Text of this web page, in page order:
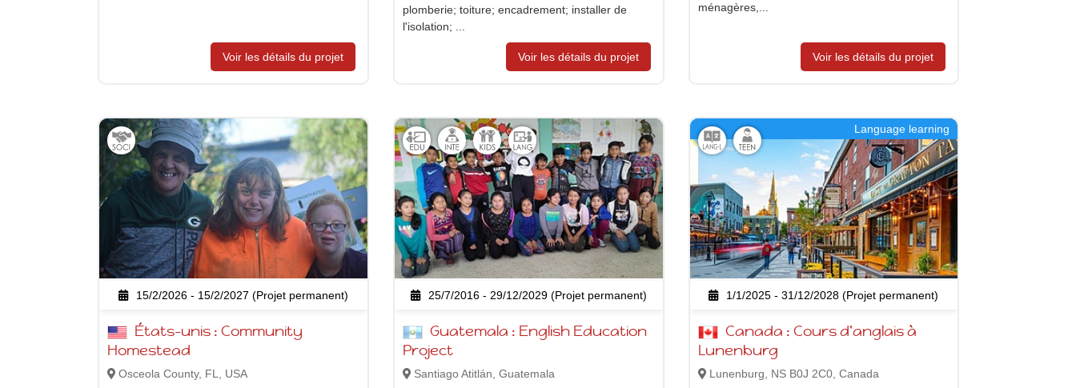
Voir les détails du projet
plomberie; toiture; encadrement; installer de
l'isolation; ...
Voir les détails du projet
ménagères,...
Voir les détails du projet
15/2/2026 - 15/2/2027 (Projet permanent)
Homestead
Osceola County, FL, USA
25/7/2016 - 29/12/2029 (Projet permanent)
Project
Santiago Atitlán, Guatemala
Language learning
1/1/2025 - 31/12/2028 (Projet permanent)
Lunenburg
Lunenburg, NS B0J 2C0, Canada